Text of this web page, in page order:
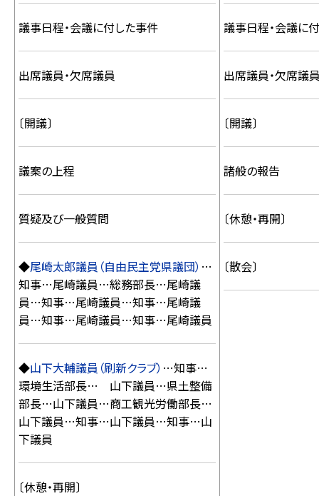
議事日程・会議に付した事件
出席議員・欠席議員
〔開議〕
議案の上程
質疑及び一般質問
◆尾崎太郎議員（自由民主党県議団） …
知事…尾崎議員…総務部長…尾崎議
員…知事…尾崎議員…知事…尾崎議
員…知事…尾崎議員…知事…尾崎議員
◆山下大輔議員（刷新クラブ） …知事…
環境生活部長… 山下議員…県土整備
部長…山下議員…商工観光労働部長…
山下議員…知事…山下議員…知事…山
下議員
〔休憩・再開〕
議事日程・会議に
出席議員・欠席議
〔開議〕
諸般の報告
〔休憩・再開〕
〔散会〕